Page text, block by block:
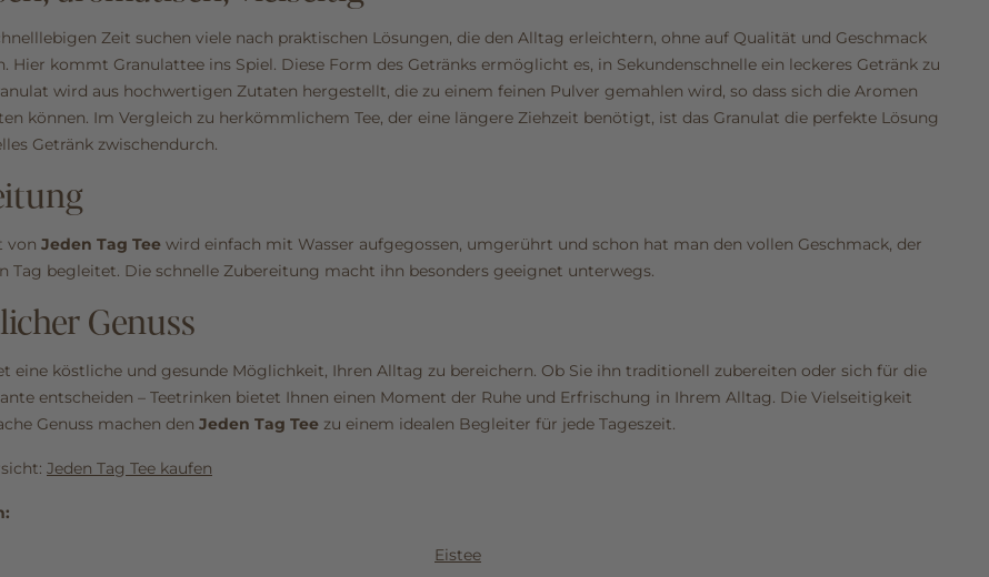
Zeit suchen viele nach praktischen Lösungen, die den Alltag erleichtern, ohne auf Qualität und Geschmack
Hier kommt Granulattee ins Spiel. Diese Form des Getränks ermöglicht es, in Sekundenschnelle ein leckeres Getränk zu
wird aus hochwertigen Zutaten hergestellt, die zu einem feinen Pulver gemahlen wird, so dass sich die Aromen
können. Im Vergleich zu herkömmlichem Tee, der eine längere Ziehzeit benötigt, ist das Granulat die perfekte Lösung
Getränk zwischendurch.
von Jeden Tag Tee wird einfach mit Wasser aufgegossen, umgerührt und schon hat man den vollen Geschmack, der
Tag begleitet. Die schnelle Zubereitung macht ihn besonders geeignet unterwegs.
Genuss
eine köstliche und gesunde Möglichkeit, Ihren Alltag zu bereichern. Ob Sie ihn traditionell zubereiten oder sich für die
entscheiden – Teetrinken bietet Ihnen einen Moment der Ruhe und Erfrischung in Ihrem Alltag. Die Vielseitigkeit
Genuss machen den Jeden Tag Tee zu einem idealen Begleiter für jede Tageszeit.
Jeden Tag Tee kaufen
Eistee